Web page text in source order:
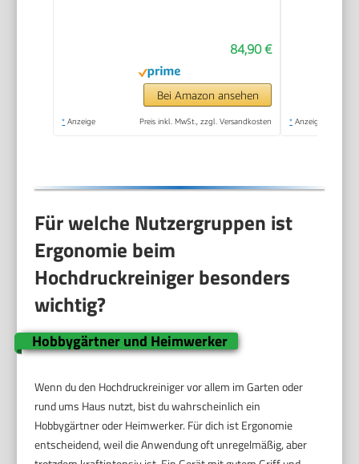
max. Fördermenge:
408 L/h | Quick
Connect System |
Ansaugfunktion &
84,90 €
Bei Amazon ansehen
* Anzeige Preis inkl. MwSt., zzgl. Versandkosten * Anzeige
Für welche Nutzergruppen ist
Ergonomie beim
Hochdruckreiniger besonders
wichtig?
Hobbygärtner und Heimwerker
Wenn du den Hochdruckreiniger vor allem im Garten oder
rund ums Haus nutzt, bist du wahrscheinlich ein
Hobbygärtner oder Heimwerker. Für dich ist Ergonomie
entscheidend, weil die Anwendung oft unregelmäßig, aber